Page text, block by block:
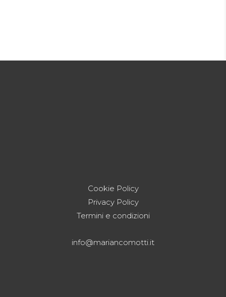
Cookie Policy
Privacy Policy
Termini e condizioni
info@mariancomotti.it